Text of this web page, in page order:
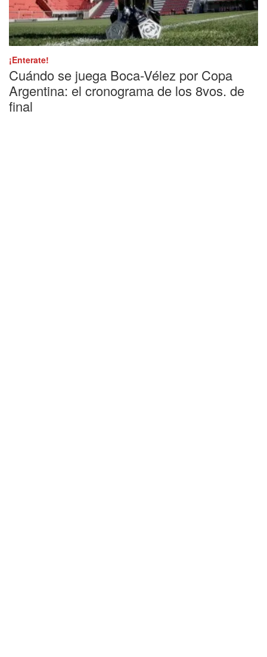
¡Enterate!
Cuándo se juega Boca-Vélez por Copa
Argentina: el cronograma de los 8vos. de
final